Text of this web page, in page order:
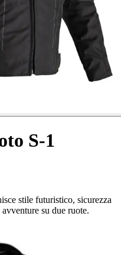
S-1
stile futuristico, sicurezza
su due ruote.